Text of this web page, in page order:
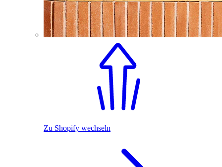
Zu Shopify wechseln